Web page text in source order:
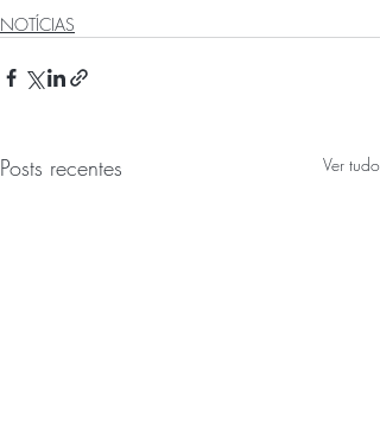
NOTÍCIAS
Posts recentes Ver tudo